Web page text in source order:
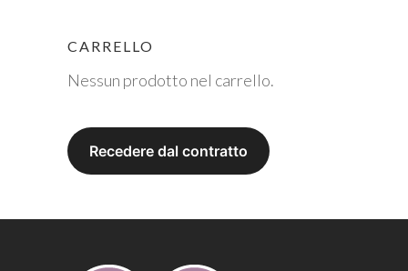
CARRELLO
Nessun prodotto nel carrello.